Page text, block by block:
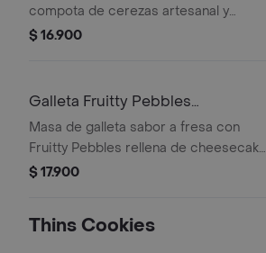
compota de cerezas artesanal y
decorada con un caramelo de miel
$ 16.900
Galleta Fruitty Pebbles
Cheesecake
Masa de galleta sabor a fresa con
Fruitty Pebbles rellena de cheesecake
de Fruitty Pebbles y decorada con
$ 17.900
Thins Cookies